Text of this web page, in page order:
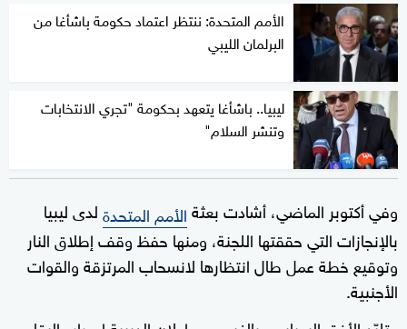
الأمم المتحدة: ننتظر اعتماد حكومة باشأغا من
البرلمان الليبي
ليبيا.. باشأغا يتعهد بحكومة "تجري الانتخابات
وتنشر السلام"
وفي أكتوبر الماضي، أشادت بعثةالأمم المتحدةلدى ليبيا
بالإنجازات التي حققتها اللجنة، ومنها حفظ وقف إطلاق النار
وتوقيع خطة عمل طال انتظارها لانسحاب المرتزقة والقوات
الأجنبية.